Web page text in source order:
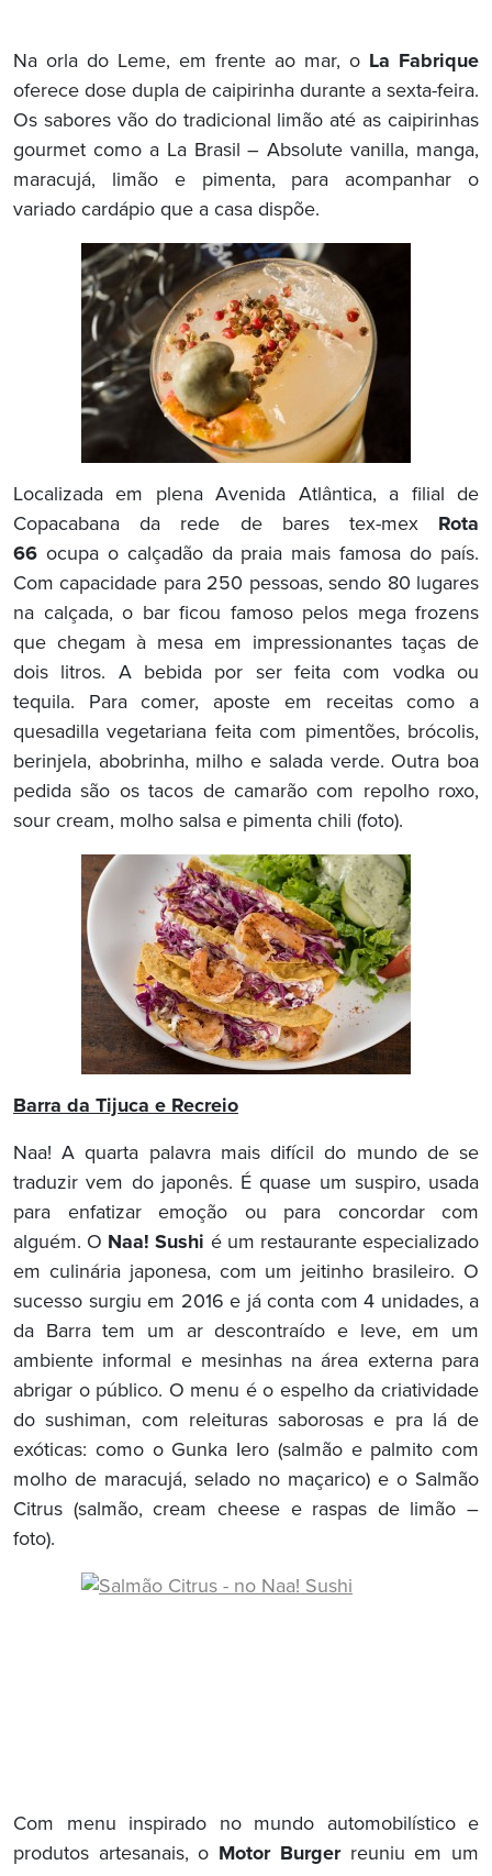
Na orla do Leme, em frente ao mar, o La Fabrique
oferece dose dupla de caipirinha durante a sexta-feira.
Os sabores vão do tradicional limão até as caipirinhas
gourmet como a La Brasil – Absolute vanilla, manga,
maracujá, limão e pimenta, para acompanhar o
variado cardápio que a casa dispõe.
Localizada em plena Avenida Atlântica, a filial de
Copacabana da rede de bares tex-mex Rota
66 ocupa o calçadão da praia mais famosa do país.
Com capacidade para 250 pessoas, sendo 80 lugares
na calçada, o bar ficou famoso pelos mega frozens
que chegam à mesa em impressionantes taças de
dois litros. A bebida por ser feita com vodka ou
tequila. Para comer, aposte em receitas como a
quesadilla vegetariana feita com pimentões, brócolis,
berinjela, abobrinha, milho e salada verde. Outra boa
pedida são os tacos de camarão com repolho roxo,
sour cream, molho salsa e pimenta chili (foto).
Barra da Tijuca e Recreio
Naa! A quarta palavra mais difícil do mundo de se
traduzir vem do japonês. É quase um suspiro, usada
para enfatizar emoção ou para concordar com
alguém. O Naa! Sushi é um restaurante especializado
em culinária japonesa, com um jeitinho brasileiro. O
sucesso surgiu em 2016 e já conta com 4 unidades, a
da Barra tem um ar descontraído e leve, em um
ambiente informal e mesinhas na área externa para
abrigar o público. O menu é o espelho da criatividade
do sushiman, com releituras saborosas e pra lá de
exóticas: como o Gunka Iero (salmão e palmito com
molho de maracujá, selado no maçarico) e o Salmão
Citrus (salmão, cream cheese e raspas de limão –
foto).
Com menu inspirado no mundo automobilístico e
produtos artesanais, o Motor Burgerreuniu em um